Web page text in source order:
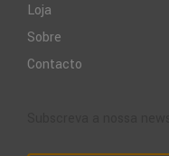
Loja
Sobre
Contacto